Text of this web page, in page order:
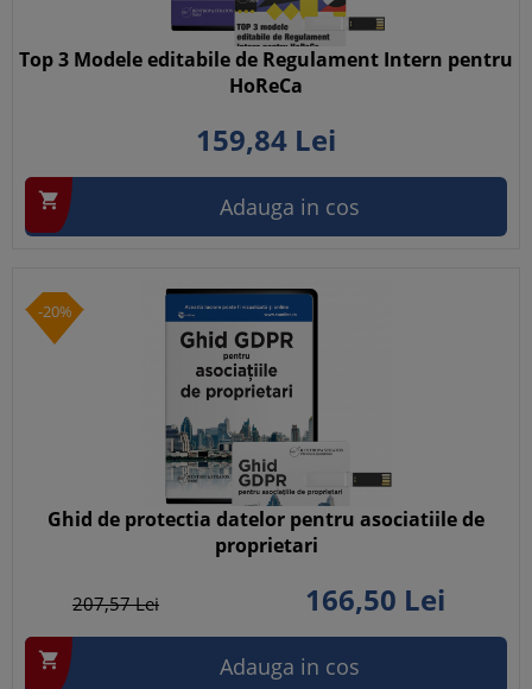
Top 3 Modele editabile de Regulament Intern pentru
HoReCa
159,84 Lei
 Adauga in cos
-20%
Ghid de protectia datelor pentru asociatiile de
proprietari
207,57Lei 166,50 Lei
 Adauga in cos